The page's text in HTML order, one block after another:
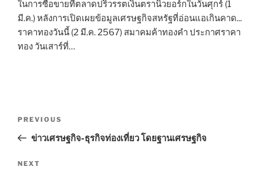
ในการซื้อขายที่ตลาดปริวรรตเงินตรานิวยอร์กในวันศุกร์ (1
มี.ค.) หลังการเปิดเผยข้อมูลเศรษฐกิจสหรัฐที่อ่อนแอเกินคาด...
ราคาทองวันนี้ (2 มี.ค. 2567) สมาคมค้าทองคำ ประกาศราคา
ทอง วันเสาร์ที่…
Previous
Post
PREVIOUS
ข่าวเศรษฐกิจ-ธุรกิจท่องเที่ยว โดยฐานเศรษฐกิจ
Next
NEXT